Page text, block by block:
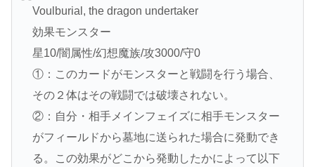
Voulburial, the dragon undertaker
効果モンスター
星10/闇属性/幻想魔族/攻3000/守0
①：このカードがモンスターと戦闘を行う場合、
その２体はその戦闘では破壊されない。
②：自分・相手メインフェイズに相手モンスター
がフィールドから墓地に送られた場合に発動でき
る。この効果がどこから発動したかによって以下